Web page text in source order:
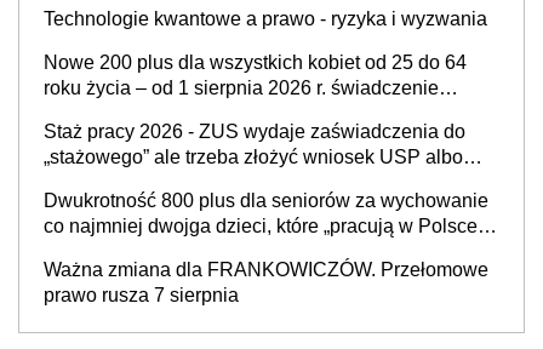
Technologie kwantowe a prawo - ryzyka i wyzwania
Nowe 200 plus dla wszystkich kobiet od 25 do 64
roku życia – od 1 sierpnia 2026 r. świadczenie
Staż pracy 2026 - ZUS wydaje zaświadczenia do
„stażowego” ale trzeba złożyć wniosek USP albo
zaświadczenie z ZUS?
Dwukrotność 800 plus dla seniorów za wychowanie
co najmniej dwojga dzieci, które „pracują w Polsce i
podatków? Zapadła decyzja Sejmu
Ważna zmiana dla FRANKOWICZÓW. Przełomowe
prawo rusza 7 sierpnia